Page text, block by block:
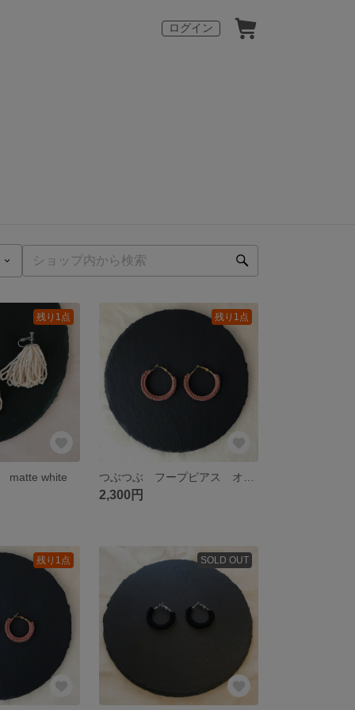
ログイン
残り1点
matte white
残り1点
2,300円
残り1点 SOLD OUT